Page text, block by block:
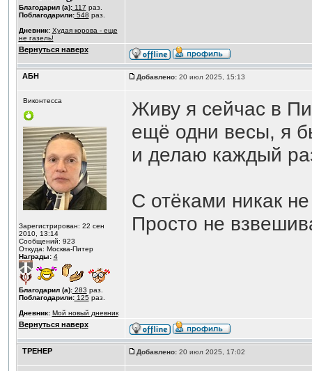
Благодарил (а):117 раз.
Поблагодарили:548 раз.
Дневник: Худая корова - еще
не газель!
Вернуться наверх
АБН Добавлено:20 июл 2025, 15:13
Виконтесса
Зарегистрирован: 22 сен
2010, 13:14
Сообщений: 923
Откуда: Москва-Питер
Награды: 4
Благодарил (а):283 раз.
Поблагодарили:125раз.
Дневник: Мой новый дневник
Живу я сейчас в
ещё одни весы, я
и делаю каждый
С отёками никак
Просто не
Вернуться наверх
ТРЕНЕР Добавлено:20 июл 2025, 17:02